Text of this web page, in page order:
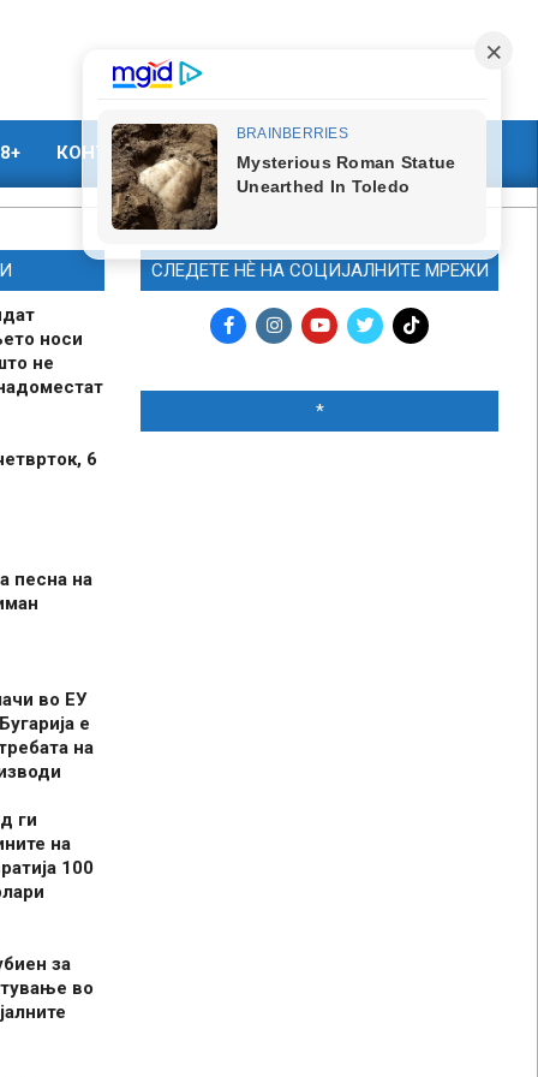
КОНТАКТ МАРКЕТИНГ
носи
не
6
песна на
во ЕУ
е
на
ги
на
100
за
во
СЛЕДЕТЕ НЀ НА СОЦИЈАЛНИТЕ МРЕЖИ
*